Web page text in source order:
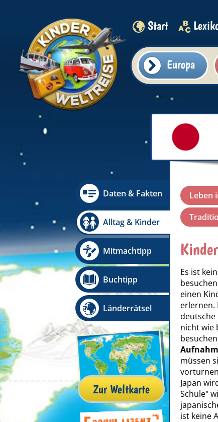
Start
Europa
Daten & Fakten
Alltag & Kinder
Mitmachtipp
Buchtipp
Länderrätsel
Zur Weltkarte
Leben
Es ist
einen
erlernen.
deutsche
nicht wie
müssen
Japan
Schule"
ist keine